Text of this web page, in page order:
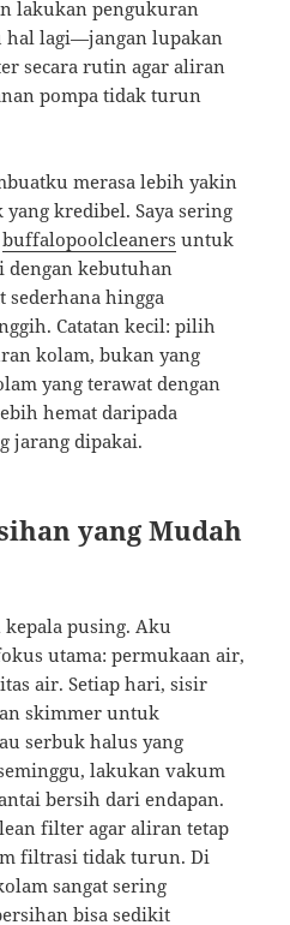
lakukan pengukuran
hal lagi—jangan lupakan
secara rutin agar aliran
pompa tidak turun
merasa lebih yakin
kredibel. Saya sering
buffalopoolcleaners untuk
dengan kebutuhan
hingga
Catatan kecil: pilih
kolam, bukan yang
yang terawat dengan
hemat daripada
jarang dipakai.
yang Mudah
pusing. Aku
utama: permukaan air,
air. Setiap hari, sisir
skimmer untuk
serbuk halus yang
lakukan vakum
bersih dari endapan.
filter agar aliran tetap
filtrasi tidak turun. Di
sangat sering
bisa sedikit